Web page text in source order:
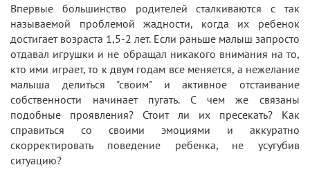
Впервые большинство родителей сталкиваются с так
называемой проблемой жадности, когда их ребенок
достигает возраста 1,5-2 лет. Если раньше малыш запросто
отдавал игрушки и не обращал никакого внимания на то,
кто ими играет, то к двум годам все меняется, а нежелание
малыша делиться "своим" и активное отстаивание
собственности начинает пугать. С чем же связаны
подобные проявления? Стоит ли их пресекать? Как
справиться со своими эмоциями и аккуратно
скорректировать поведение ребенка, не усугубив
ситуацию?